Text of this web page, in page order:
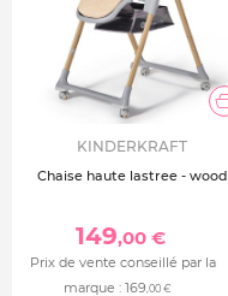
KINDERKRAFT
Chaise haute lastree - wood
149,00 €
Prix de vente conseillé par la
marque : 169,00 €